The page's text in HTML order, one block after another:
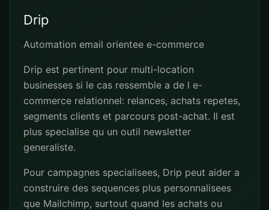
Drip
Automation email orientee e-commerce
Drip est pertinent pour multi-location
businesses si le cas ressemble a de l e-
commerce relationnel: relances, achats repetes,
segments clients et parcours post-achat. Il est
plus specialise qu un outil newsletter
generaliste.
Pour campagnes specialisees, Drip peut aider a
construire des sequences plus personnalisees
que Mailchimp, surtout quand les achats ou